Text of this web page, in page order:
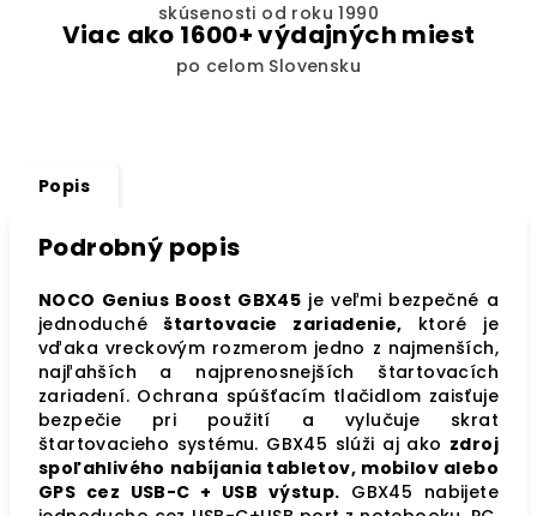
skúsenosti od roku 1990
Viac ako 1600+ výdajných miest
po celom Slovensku
Popis
Podrobný popis
NOCO Genius Boost GBX45 je veľmi bezpečné a
jednoduchéštartovacie zariadenie, ktoré je
vďaka vreckovým rozmerom jedno z najmenších,
najľahších a najprenosnejších štartovacích
zariadení. Ochrana spúšťacím tlačidlom zaisťuje
bezpečie pri použití a vylučuje skrat
štartovacieho systému. GBX45 slúži aj ako zdroj
spoľahlivého nabíjania tabletov, mobilov alebo
GPS cez USB-C + USB výstup. GBX45 nabijete